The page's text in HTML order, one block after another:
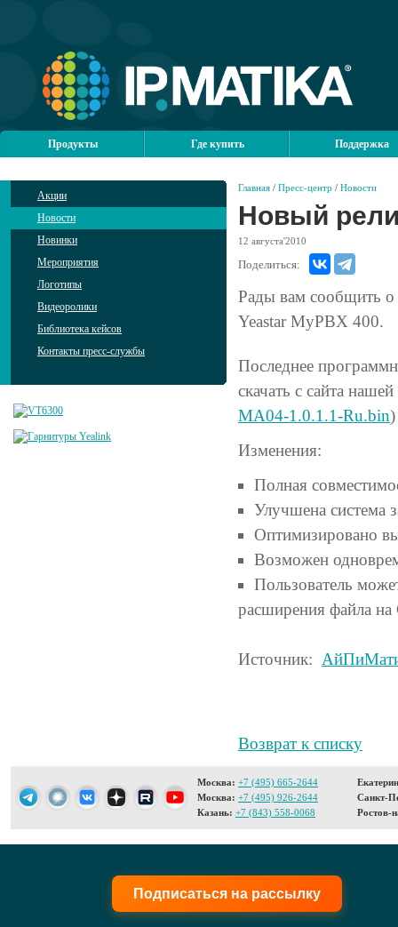
Продукты Где купить Поддержка
Акции
Новости
Новинки
Мероприятия
Логотипы
Видеоролики
Библиотека кейсов
Контакты пресс-службы
Главная / Пресс-центр / Новости
Новый
12 августа'2010
Поделиться:
Рады вам сообщить о
Yeastar MyPBX 400.
Последнее
скачать с сайта
MA04-1.0.1.1-Ru.bin)
Изменения:
Полная
Улучшена система
Оптимизировано
Возможен
Пользователь
расширения файла на
Источник:
Возврат к списку
Москва: +7 (495) 665-2644
Москва: +7 (495) 926-2644
Казань: +7 (843) 558-0068
Санкт-
Ростов-
Подписаться на рассылку